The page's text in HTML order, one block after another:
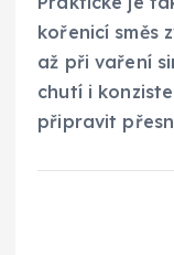
kořenicí směs
až při vaření
chutí i
připravit